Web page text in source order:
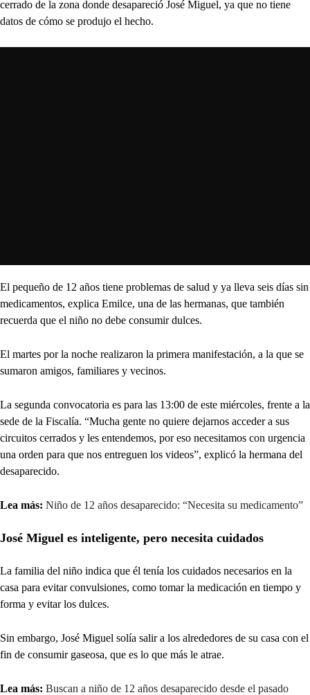
cerrado de la zona donde desapareció José Miguel, ya que no tiene
datos de cómo se produjo el hecho.
El pequeño de 12 años tiene problemas de salud y ya lleva seis días sin
medicamentos, explica Emilce, una de las hermanas, que también
recuerda que el niño no debe consumir dulces.
El martes por la noche realizaron la primera manifestación, a la que se
sumaron amigos, familiares y vecinos.
La segunda convocatoria es para las 13:00 de este miércoles, frente a la
sede de la Fiscalía. “Mucha gente no quiere dejarnos acceder a sus
circuitos cerrados y les entendemos, por eso necesitamos con urgencia
una orden para que nos entreguen los videos”, explicó la hermana del
desaparecido.
Lea más: Niño de 12 años desaparecido: “Necesita su medicamento”
José Miguel es inteligente, pero necesita cuidados
La familia del niño indica que él tenía los cuidados necesarios en la
casa para evitar convulsiones, como tomar la medicación en tiempo y
forma y evitar los dulces.
Sin embargo, José Miguel solía salir a los alrededores de su casa con el
fin de consumir gaseosa, que es lo que más le atrae.
Lea más: Buscan a niño de 12 años desaparecido desde el pasado